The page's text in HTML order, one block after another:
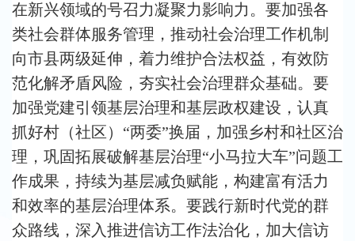
在新兴领域的号召力凝聚力影响力。要加强各
类社会群体服务管理，推动社会治理工作机制
向市县两级延伸，着力维护合法权益，有效防
范化解矛盾风险，夯实社会治理群众基础。要
加强党建引领基层治理和基层政权建设，认真
抓好村（社区）“两委”换届，加强乡村和社区治
理，巩固拓展破解基层治理“小马拉大车”问题工
作成果，持续为基层减负赋能，构建富有活力
和效率的基层治理体系。要践行新时代党的群
众路线，深入推进信访工作法治化，加大信访